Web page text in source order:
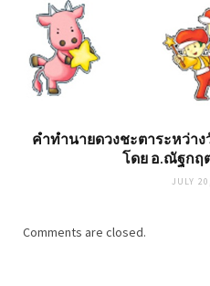
คำทำนายดวงชะตาระหว่าง
โดย อ.ณัฐกฤ
JULY
Comments are closed.